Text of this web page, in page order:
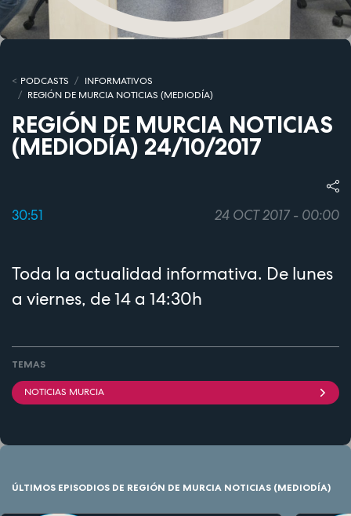
PODCASTS
INFORMATIVOS
REGIÓN DE MURCIA NOTICIAS (MEDIODÍA)
REGIÓN DE MURCIA NOTICIAS
(MEDIODÍA) 24/10/2017
30:51 24 OCT 2017 - 00:00
Toda la actualidad informativa. De lunes
a viernes, de 14 a 14:30h
TEMAS
NOTICIAS MURCIA
ÚLTIMOS EPISODIOS DE REGIÓN DE MURCIA NOTICIAS (MEDIODÍA)